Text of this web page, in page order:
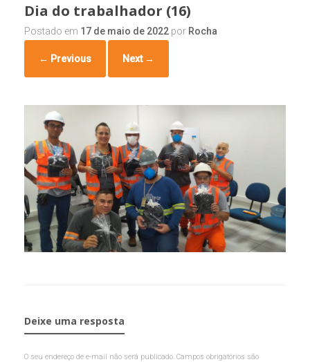
Dia do trabalhador (16)
Postado em 17 de maio de 2022 por Rocha
← Previous Next →
Deixe uma resposta
O seu endereço de e-mail não será publicado. Campos obrigatórios são